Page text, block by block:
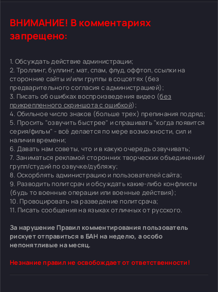
ВНИМАНИЕ! В комментариях
запрещено:
1. Обсуждать действие администрации;
2. Троллинг, буллинг, мат, спам, флуд, оффтоп, ссылки на
сторонние сайты и/или группы в соцсетях (без
предварительного согласия с администрацией);
3. Писать об ошибках воспроизведения видео (без
прикрепленного скриншота с ошибкой);
4. Обильное число знаков (больше трех) препинания подряд;
5. Просить "озвучить быстрее" и спрашивать "когда появится
серия/фильм" - всё делается по мере возможности, сил и
наличия времени;
6. Давать нам советы, что и в какую очередь озвучивать;
7. Заниматься рекламой сторонних творческих объединений/
групп/студий по озвучке/дубляжу;
8. Оскорблять администрацию и пользователей сайта;
9. Разводить политсрач и обсуждать какие-либо конфликты
(будь то военные операции или военные действия);
10. Провоцировать на разведение политсрача;
11. Писать сообщения на языках отличных от русского.
За нарушение Правил комментирования пользователь
рискует отправиться в БАН на неделю, а особо
непонятливые на месяц.
Незнание правил не освобождает от ответственности!